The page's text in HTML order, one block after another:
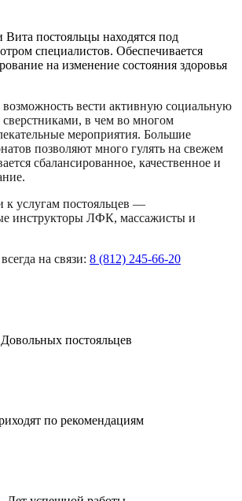
Вита постояльцы находятся под
специалистов. Обеспечивается
на изменение состояния здоровья
возможность вести активную социальную
сверстниками, в чем во многом
мероприятия. Большие
позволяют много гулять на свежем
сбалансированное, качественное и
к услугам постояльцев —
инструкторы ЛФК, массажисты и
на связи: 8 (812) 245-66-20
Довольных постояльцев
по рекомендациям